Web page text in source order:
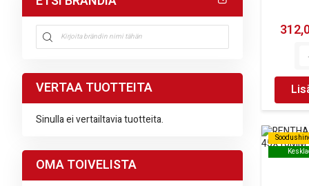
Istuimen lukituskaapelit
Muut kaapelit 30
Kytkin kaapelit
Nopeusmittarin kaapelit
Johdon osat
Valokytkimet 8
VERTAA TUOTTEITA
Sinulla ei vertailtavia tuotteita.
OMA TOIVELISTA